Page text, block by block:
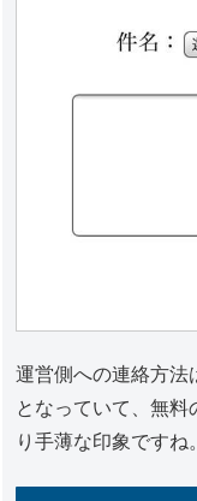
運営側への連絡方法
となっていて、無料
り手薄な印象ですね。